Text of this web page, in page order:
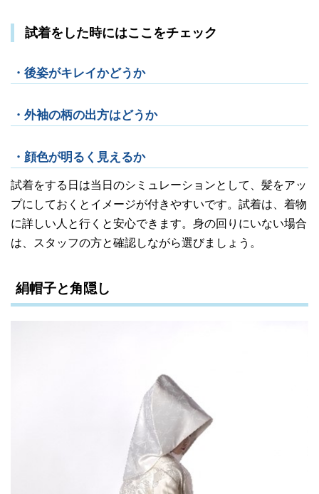
試着をした時にはここをチェック
・後姿がキレイかどうか
・外袖の柄の出方はどうか
・顔色が明るく見えるか
試着をする日は当日のシミュレーションとして、髪をアッ
プにしておくとイメージが付きやすいです。 試着は、着物
に詳しい人と行くと安心できます。身の回りにいない場合
は、スタッフの方と確認しながら選びましょう。
絹帽子と角隠し